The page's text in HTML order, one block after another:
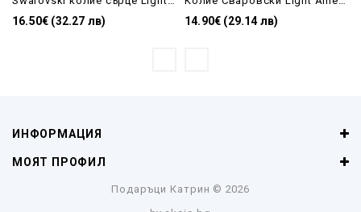
16.50€ (32.27 лв) 14.90€ (29.14 лв)
ИНФОРМАЦИЯ
МОЯТ ПРОФИЛ
Подаръци Катрин © 2026